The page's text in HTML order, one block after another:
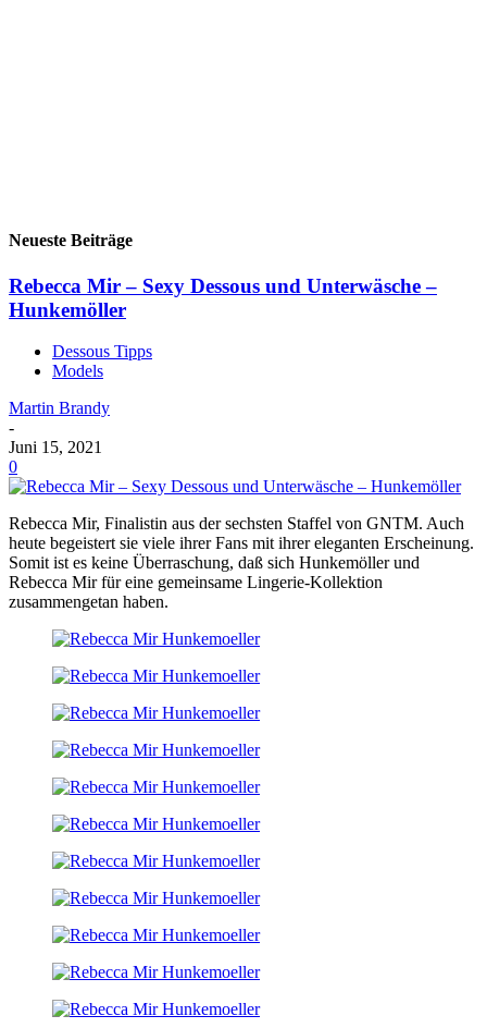
Neueste Beiträge
Rebecca Mir – Sexy Dessous und Unterwäsche –
Hunkemöller
Dessous Tipps
Models
Martin Brandy
-
Juni 15, 2021
0
Rebecca Mir, Finalistin aus der sechsten Staffel von GNTM. Auch
heute begeistert sie viele ihrer Fans mit ihrer eleganten Erscheinung.
Somit ist es keine Überraschung, daß sich Hunkemöller und
Rebecca Mir für eine gemeinsame Lingerie-Kollektion
zusammengetan haben.